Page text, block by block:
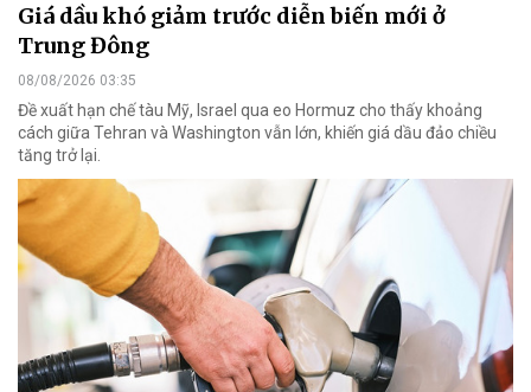
Giá dầu khó giảm trước diễn biến mới ở
Trung Đông
08/08/2026 03:35
Đề xuất hạn chế tàu Mỹ, Israel qua eo Hormuz cho thấy khoảng
cách giữa Tehran và Washington vẫn lớn, khiến giá dầu đảo chiều
tăng trở lại.